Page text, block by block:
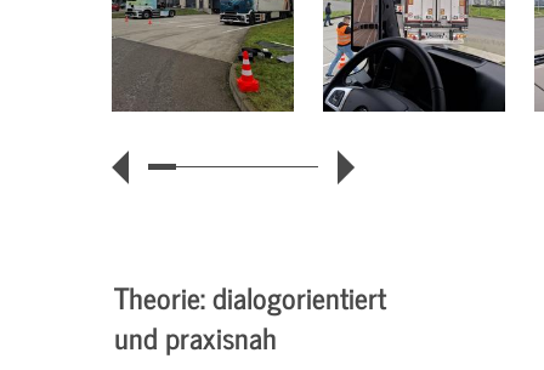
Theorie: dialogorientiert
und praxisnah